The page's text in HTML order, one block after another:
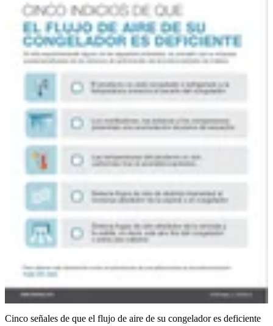
Cinco señales de que el flujo de aire de su congelador es deficiente